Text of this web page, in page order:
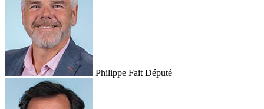
Philippe Fait Député